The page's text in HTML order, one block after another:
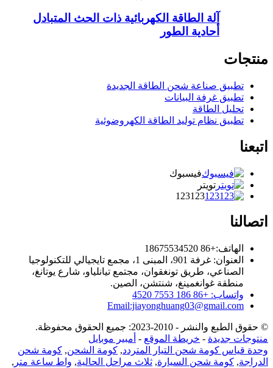
آلة الطاقة الكهربائية ذات الحث المتبادل
أحادية الطور
منتجات
تطبيق صناعة شحن الطاقة الجديدة
تطبيق غرفة البيانات
تحليل الطاقة
تطبيق نظام توليد الطاقة الكهروضوئية
اتبعنا
فيسبوك
تويتر
123123
اتصالنا
الهاتف:+86 18675534520
العنوان: غرفة 901، المبنى 1، مجمع تايجيالي للتكنولوجيا
الصناعي، طريق تونغقوان، مجتمع تيانلياو، شارع يوتانغ،
منطقة غوانغمينغ، شنتشن، الصين.
واتساب: +86 186 7553 4520
Email:jiayonghuang03@gmail.com
© حقوق الطبع والنشر - 2010-2023: جميع الحقوق محفوظة.
منتوجات جديدة - خريطة الموقع - أمبير موبايل
وحدة قياس كومة شحن التيار المتردد, كومة الشحن, كومة شحن
الدراجة, كومة شحن السيارة, ثلاث مراحل الحالية, واط ساعة متر ,